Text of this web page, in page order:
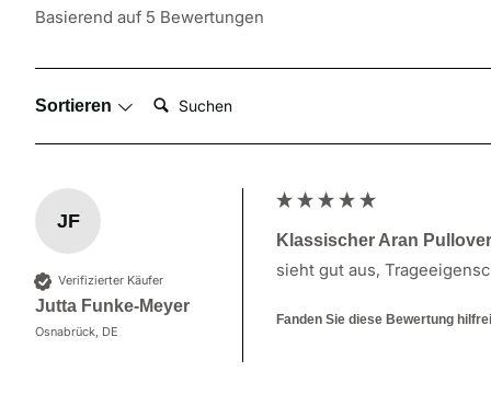
Basierend auf 5 Bewertungen
Sortieren Suchen:
JF
Verifizierter Käufer
Jutta Funke-Meyer
Osnabrück, DE
Klassischer Aran
sieht gut aus,
Fanden Sie diese Bewertung